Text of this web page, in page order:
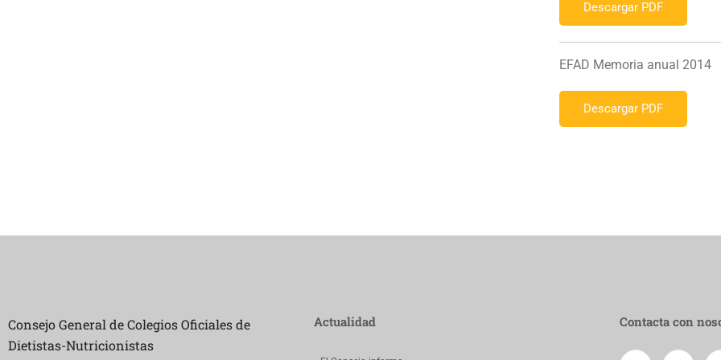
Descargar PDF
EFAD Memoria anual 2014
Descargar PDF
Consejo General de Colegios Oficiales de
Dietistas-Nutricionistas
Actualidad Contacta con